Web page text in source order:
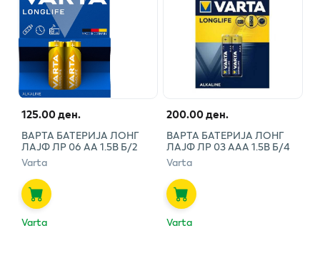
125.00 ден.
ВАРТА БАТЕРИЈА ЛОНГ
ЛАЈФ ЛР 06 АА 1.5В Б/2
Varta
Varta
200.00 ден.
ВАРТА БАТЕРИЈА ЛОНГ
ЛАЈФ ЛР 03 ААА 1.5В Б/4
Varta
Varta